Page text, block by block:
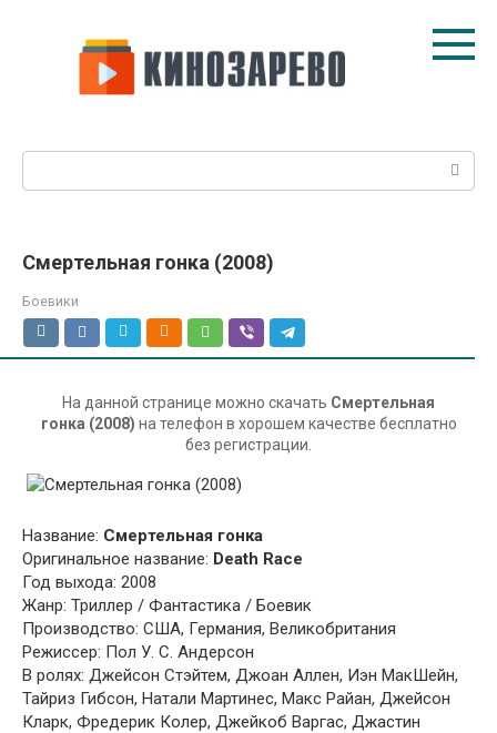
Смертельная гонка (2008)
Боевики
На данной странице можно скачать Смертельная
гонка (2008) на телефон в хорошем качестве бесплатно
без регистрации.
Название: Смертельная гонка
Оригинальное название: Death Race
Год выхода: 2008
Жанр: Триллер / Фантастика / Боевик
Производство: США, Германия, Великобритания
Режиссер: Пол У. С. Андерсон
В ролях: Джейсон Стэйтем, Джоан Аллен, Иэн МакШейн,
Тайриз Гибсон, Натали Мартинес, Макс Райан, Джейсон
Кларк, Фредерик Колер, Джейкоб Варгас, Джастин